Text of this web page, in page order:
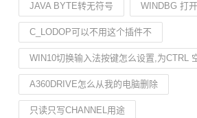
JAVA BYTE转无符号 WINDBG 打
C_LODOP可以不用这个插件不
WIN10切换输入法按键怎么设置,为CTRL
A360DRIVE怎么从我的电脑删除
只读只写CHANNEL用途